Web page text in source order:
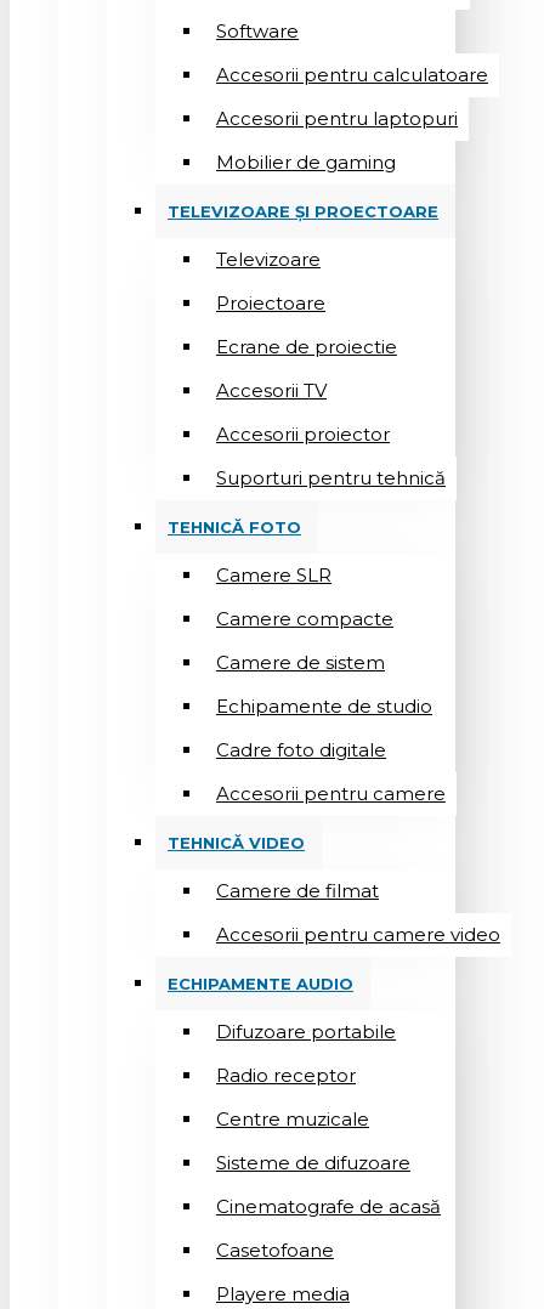
Software
Accesorii pentru calculatoare
Accesorii pentru laptopuri
Mobilier de gaming
TELEVIZOARE ȘI PROECTOARE
Televizoare
Proiectoare
Ecrane de proiectie
Accesorii TV
Accesorii proiector
Suporturi pentru tehnică
TEHNICĂ FOTO
Camere SLR
Camere compacte
Camere de sistem
Echipamente de studio
Cadre foto digitale
Accesorii pentru camere
TEHNICĂ VIDEO
Camere de filmat
Accesorii pentru camere video
ECHIPAMENTE AUDIO
Difuzoare portabile
Radio receptor
Centre muzicale
Sisteme de difuzoare
Cinematografe de acasă
Casetofoane
Playere media